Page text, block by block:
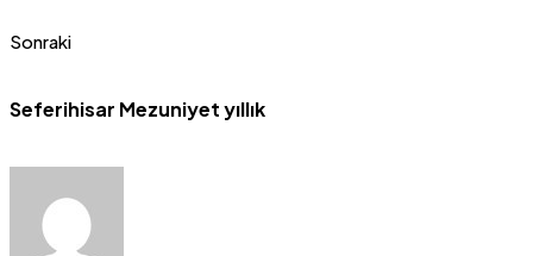
Sonraki
Seferihisar Mezuniyet yıllık